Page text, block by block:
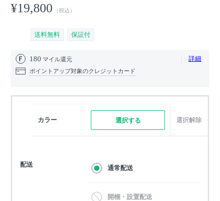
¥19,800 （税込）
送料無料 保証付
180 マイル還元 詳細
ポイントアップ対象のクレジットカード
カラー 選択する 選択解除
配送 通常配送
開梱・設置配送